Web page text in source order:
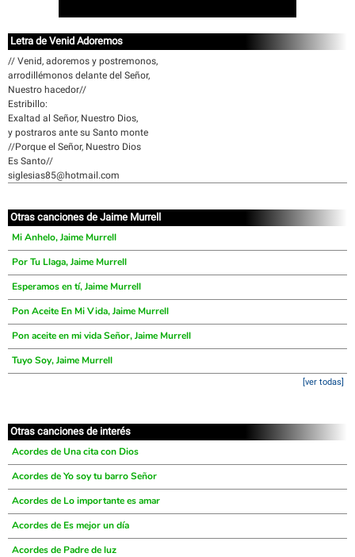
Letra de Venid Adoremos
// Venid, adoremos y postremonos,
arrodillémonos delante del Señor,
Nuestro hacedor//
Estribillo:
Exaltad al Señor, Nuestro Dios,
y postraros ante su Santo monte
//Porque el Señor, Nuestro Dios
Es Santo//
siglesias85@hotmail.com
Otras canciones de Jaime Murrell
Mi Anhelo, Jaime Murrell
Por Tu Llaga, Jaime Murrell
Esperamos en tí, Jaime Murrell
Pon Aceite En Mi Vida, Jaime Murrell
Pon aceite en mi vida Señor, Jaime Murrell
Tuyo Soy, Jaime Murrell
[ver todas]
Otras canciones de interés
Acordes de Una cita con Dios
Acordes de Yo soy tu barro Señor
Acordes de Lo importante es amar
Acordes de Es mejor un día
Acordes de Padre de luz